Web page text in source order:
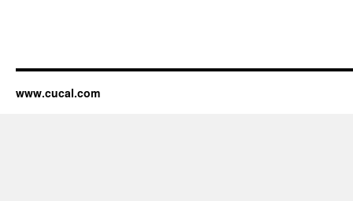
www.cucal.com